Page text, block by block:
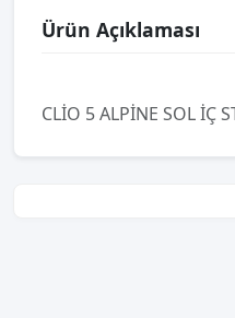
Ürün Açıklaması
CLİO 5 ALPİNE SOL İÇ